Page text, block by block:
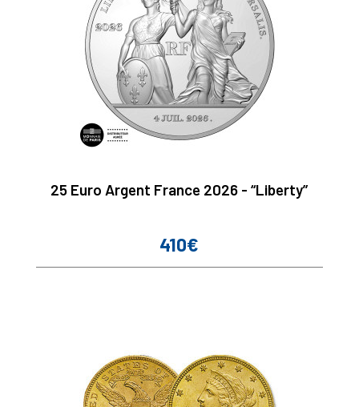
25 Euro Argent France 2026 - “Liberty”
Prix
410€